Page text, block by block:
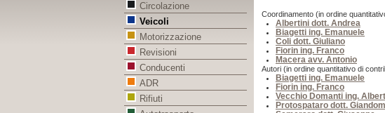
Coordinamento (in ordine
Albertini dott. Andrea
Biagetti ing. Emanuele
Coli dott. Giuliano
Fiorin ing. Franco
Macera avv. Antonio
Autori (in ordine quantitativo di
Biagetti ing. Emanuele
Fiorin ing. Franco
Vecchio Domanti ing.
Protospataro dott.
Circolazione
Veicoli
Motorizzazione
Revisioni
Conducenti
ADR
Rifiuti